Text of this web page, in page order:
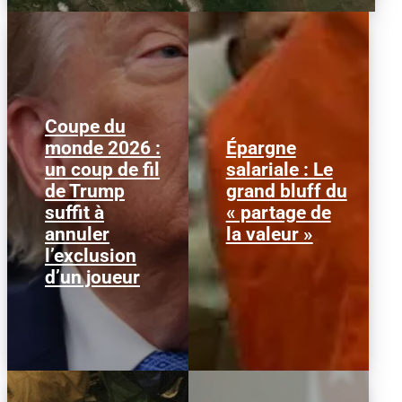
Coupe du
monde 2026 :
un coup de fil
de Trump
suffit à
annuler
l’exclusion
d’un joueur
Le 1er juillet 2026,
l'attaquant américain
Folarin Balogun recevait
un carton rouge
parfaitement...
Épargne
salariale : Le
grand bluff du
« partage de
la valeur »
Alors que l'inflation et la
course aux profits
écrasent le pouvoir
d’achat, la loi « partage
de la...